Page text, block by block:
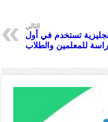
التالي
إنجليزية تستخدم في أول
للمعلمين والطلاب